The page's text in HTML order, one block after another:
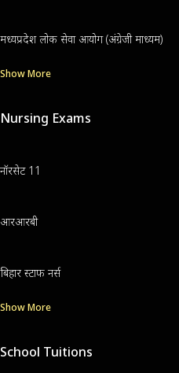
मध्यप्रदेश लोक सेवा आयोग (अंग्रेजी माध्यम)
Show More
Nursing Exams
नॉरसेट 11
आरआरबी
बिहार स्टाफ नर्स
Show More
School Tuitions